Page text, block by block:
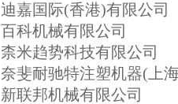
迪嘉国际(香港)有限公司
百科机械有限公司
柰米趋势科技有限公司
奈斐耐驰特注塑机器(上
新联邦机械有限公司